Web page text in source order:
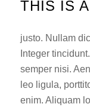
THIS IS
justo. Nullam
Integer
semper nisi.
leo ligula,
enim. Aliquam